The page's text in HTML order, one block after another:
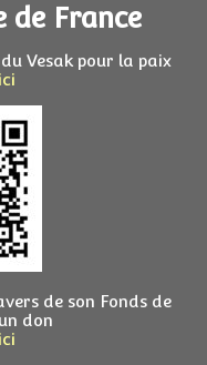
de France
Vesak pour la paix
de son Fonds de
don